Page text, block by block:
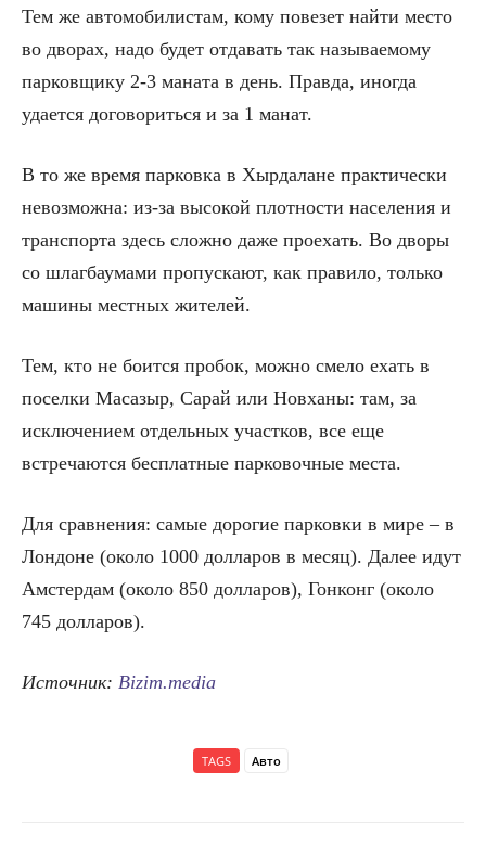
Тем же автомобилистам, кому повезет найти место
во дворах, надо будет отдавать так называемому
парковщику 2-3 маната в день. Правда, иногда
удается договориться и за 1 манат.
В то же время парковка в Хырдалане практически
невозможна: из-за высокой плотности населения и
транспорта здесь сложно даже проехать. Во дворы
со шлагбаумами пропускают, как правило, только
машины местных жителей.
Тем, кто не боится пробок, можно смело ехать в
поселки Масазыр, Сарай или Новханы: там, за
исключением отдельных участков, все еще
встречаются бесплатные парковочные места.
Для сравнения: самые дорогие парковки в мире – в
Лондоне (около 1000 долларов в месяц). Далее идут
Амстердам (около 850 долларов), Гонконг (около
745 долларов).
Источник: Bizim.media
TAGS Авто